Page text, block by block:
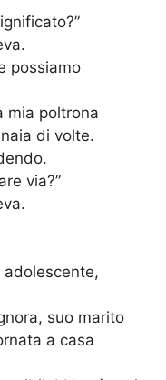
possiamo
mia poltrona
di volte.
via?”
suo marito
a casa